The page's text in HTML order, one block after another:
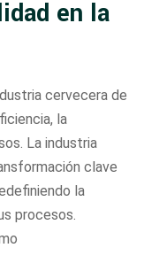
en la
cervecera de
la
La industria
clave
la
procesos.